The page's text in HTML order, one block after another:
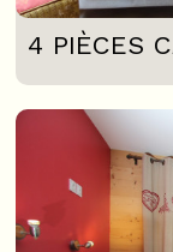
4 PIÈCES